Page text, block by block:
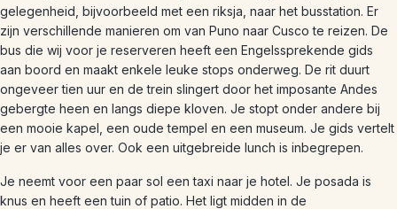
gelegenheid, bijvoorbeeld met een riksja, naar het busstation. Er
zijn verschillende manieren om van Puno naar Cusco te reizen. De
bus die wij voor je reserveren heeft een Engelssprekende gids
aan boord en maakt enkele leuke stops onderweg. De rit duurt
ongeveer tien uur en de trein slingert door het imposante Andes
gebergte heen en langs diepe kloven. Je stopt onder andere bij
een mooie kapel, een oude tempel en een museum. Je gids vertelt
je er van alles over. Ook een uitgebreide lunch is inbegrepen.
Je neemt voor een paar sol een taxi naar je hotel. Je posada is
knus en heeft een tuin of patio. Het ligt midden in de